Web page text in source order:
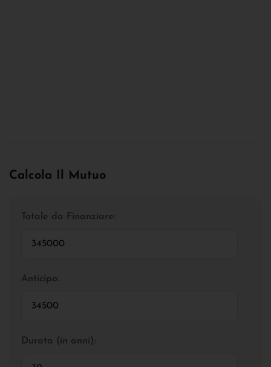
Calcola Il Mutuo
Totale da Finanziare:
Anticipo:
Durata (in anni):